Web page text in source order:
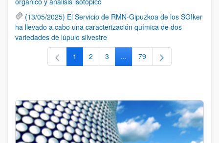
(13/05/2025) El Servicio de RMN-Gipuzkoa de los SGIker
ha llevado a cabo una caracterización química de dos
variedades de lúpulo silvestre
Página
1 Página
2 Página
3 ...Páginas intermedias Use TAB
Página
79